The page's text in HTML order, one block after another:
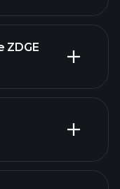
de
ZDGE